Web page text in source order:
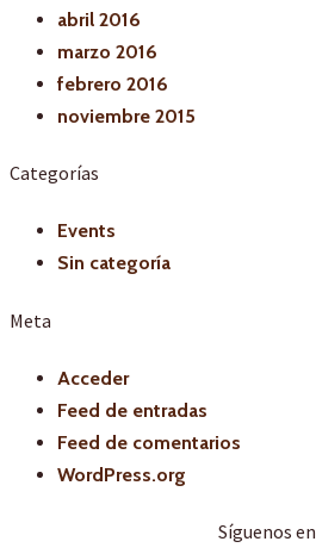
abril 2016
marzo 2016
febrero 2016
noviembre 2015
Categorías
Events
Sin categoría
Meta
Acceder
Feed de entradas
Feed de comentarios
WordPress.org
Síguenos en